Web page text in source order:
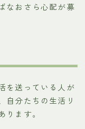
なおさら心配が募
を送っている人が
自分たちの生活リ
ます。